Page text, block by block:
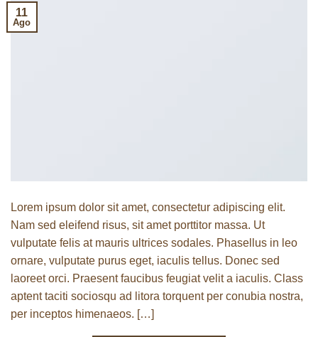
11
Ago
Lorem ipsum dolor sit amet, consectetur adipiscing elit.
Nam sed eleifend risus, sit amet porttitor massa. Ut
vulputate felis at mauris ultrices sodales. Phasellus in leo
ornare, vulputate purus eget, iaculis tellus. Donec sed
laoreet orci. Praesent faucibus feugiat velit a iaculis. Class
aptent taciti sociosqu ad litora torquent per conubia nostra,
per inceptos himenaeos. […]